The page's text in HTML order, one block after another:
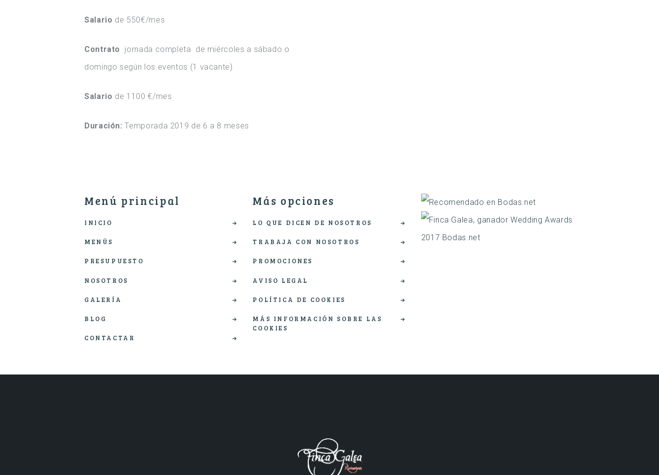
Salario de 550€/mes
Contrato
jornada completa de miércoles a sábado o
domingo según los eventos (1 vacante)
Salario de 1100 €/mes
Duración:Temporada 2019 de 6 a 8 meses
Menú principal
INICIO
MENÚS
PRESUPUESTO
NOSOTROS
GALERÍA
BLOG
CONTACTAR
Más opciones
LO QUE DICEN DE NOSOTROS
TRABAJA CON NOSOTROS
PROMOCIONES
AVISO LEGAL
POLÍTICA DE COOKIES
MÁS INFORMACIÓN SOBRE LAS
COOKIES